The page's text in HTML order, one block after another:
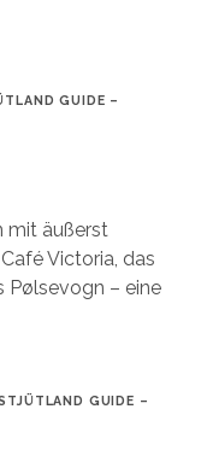
GUIDE –
mit äußerst
Victoria, das
Pølsevogn – eine
GUIDE –